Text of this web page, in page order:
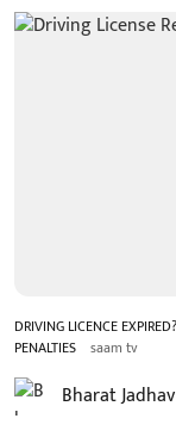
DRIVING LICENCE
PENALTIES saam tv
Bharat Jadhav